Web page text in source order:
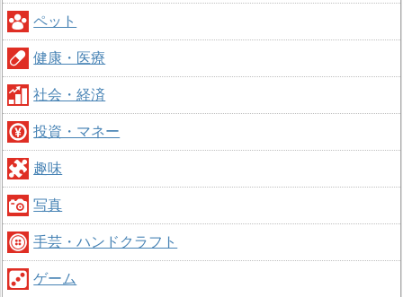
ペット
健康・医療
社会・経済
投資・マネー
趣味
写真
手芸・ハンドクラフト
ゲーム